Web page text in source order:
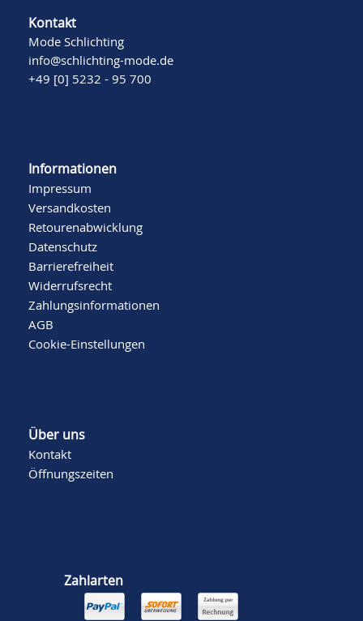
Kontakt
Mode Schlichting
info@schlichting-mode.de
+49 [0] 5232 - 95 700
Informationen
Impressum
Versandkosten
Retourenabwicklung
Datenschutz
Barrierefreiheit
Widerrufsrecht
Zahlungsinformationen
AGB
Cookie-Einstellungen
Über uns
Kontakt
Öffnungszeiten
Zahlarten